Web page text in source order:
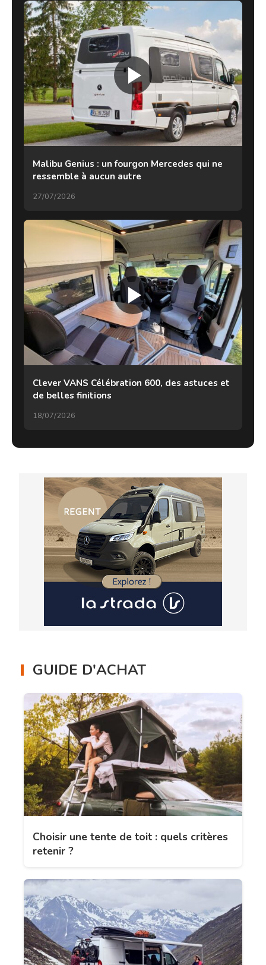
Malibu Genius : un fourgon Mercedes qui ne
ressemble à aucun autre
27/07/2026
Clever VANS Célébration 600, des astuces et
de belles finitions
18/07/2026
GUIDE D'ACHAT
Choisir une tente de toit : quels critères
retenir ?